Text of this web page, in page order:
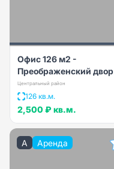
Офис 126 м2 -
Преображенский двор
Центральный район
126 кв.м.
2,500 ₽ кв.м.
A Аренда